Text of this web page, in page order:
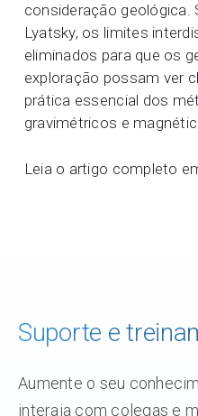
consideração geológica.
Lyatsky, os limites
eliminados para que os
exploração possam ver
prática essencial dos
gravimétricos e
Leia o artigo completo
Suporte e
Aumente o seu
interaja com colegas e